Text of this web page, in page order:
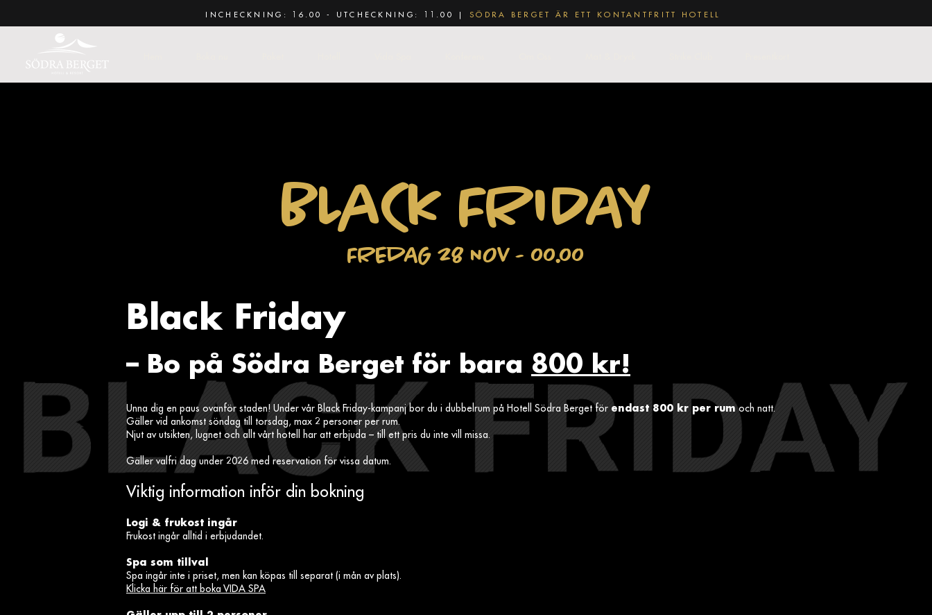
INCHECKNING: 16.00 - UTCHECKNING: 11.00 | SÖDRA BERGET ÄR ETT KONTANTFRITT HOTELL
BLaCk FRIDAY
FREdAG 28 NOV - 00.00
Black Friday
– Bo på Södra Berget för bara 800 kr!
Unna dig en paus ovanför staden! Under vår Black Friday-kampanj bor du i dubbelrum på Hotell Södra Berget för endast 800 kr per rum och natt.
Gäller vid ankomst söndag till torsdag, max 2 personer per rum.
Njut av utsikten, lugnet och allt vårt hotell har att erbjuda – till ett pris du inte vill missa.
Gäller valfri dag under 2026 med reservation för vissa datum.
Viktig information inför din bokning
Logi & frukost ingår
Frukost ingår alltid i erbjudandet.
Spa som tillval
Spa ingår inte i priset, men kan köpas till separat (i mån av plats).
Klicka här för att boka VIDA SPA